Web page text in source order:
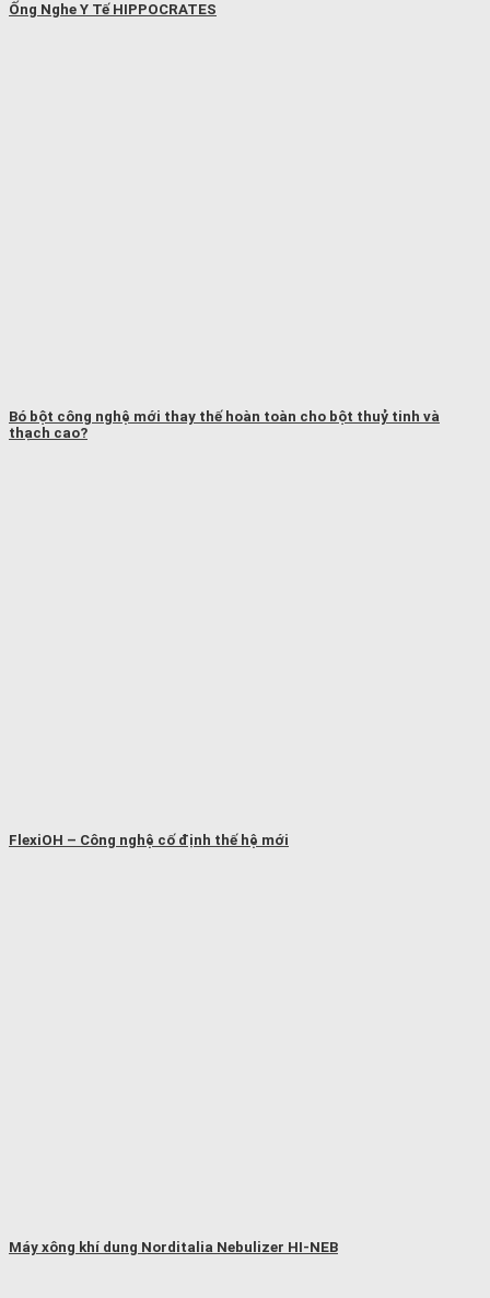
Ống Nghe Y Tế HIPPOCRATES
Bó bột công nghệ mới thay thế hoàn toàn cho bột thuỷ tinh và
thạch cao?
FlexiOH – Công nghệ cố định thế hệ mới
Máy xông khí dung Norditalia Nebulizer HI-NEB